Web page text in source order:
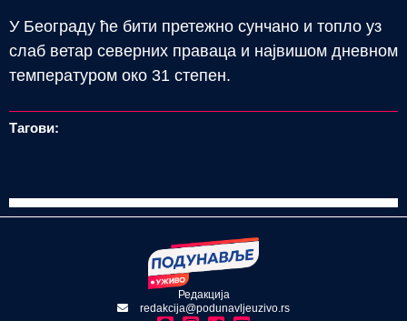
У Београду ће бити претежно сунчано и топло уз
слаб ветар северних праваца и највишом дневном
температуром око 31 степен.
Тагови:
Редакција
redakcija@podunavljeuzivo.rs